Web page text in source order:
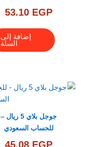
53.10 EGP
إضافة إلى
السلة
جوجل بلاي 5 ريال –
للحساب السعودي
45.08 EGP